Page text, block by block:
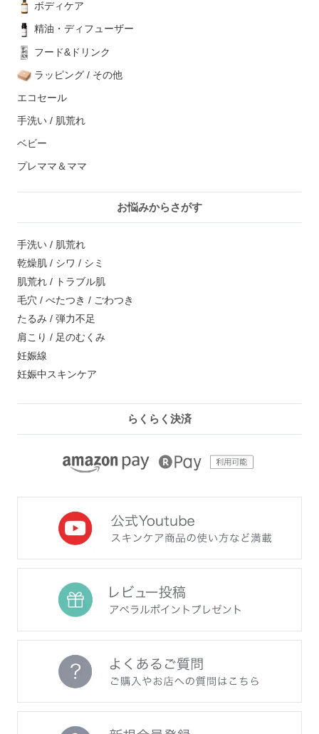
ボディケア
精油・ディフューザー
フード&ドリンク
ラッピング / その他
エコセール
手洗い / 肌荒れ
ベビー
プレママ＆ママ
お悩みからさがす
手洗い / 肌荒れ
乾燥肌 / シワ / シミ
肌荒れ / トラブル肌
毛穴 / べたつき / ごわつき
たるみ / 弾力不足
肩こり / 足のむくみ
妊娠線
妊娠中スキンケア
らくらく決済